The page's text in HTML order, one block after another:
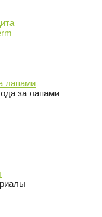
лапами
за лапами